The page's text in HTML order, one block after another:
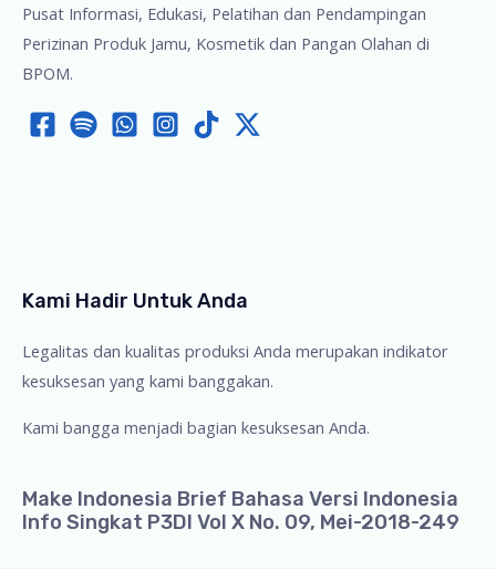
Pusat Informasi, Edukasi, Pelatihan dan Pendampingan
Perizinan Produk Jamu, Kosmetik dan Pangan Olahan di
BPOM.
Kami Hadir Untuk Anda
Legalitas dan kualitas produksi Anda merupakan indikator
kesuksesan yang kami banggakan.
Kami bangga menjadi bagian kesuksesan Anda.
Make Indonesia Brief Bahasa Versi Indonesia
Info Singkat P3DI Vol X No. 09, Mei-2018-249